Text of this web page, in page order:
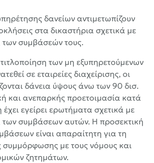
δανείων αντιμετωπίζουν
στα δικαστήρια σχετικά με
των συμβάσεών τους.
των μη εξυπηρετούμενων
σε εταιρείες διαχείρισης, οι
δάνεια ύψους άνω των 90 δισ.
και ανεπαρκής προετοιμασία κατά
έχει εγείρει ερωτήματα σχετικά με
των συμβάσεων αυτών. Η προσεκτική
είναι απαραίτητη για τη
συμμόρφωσης με τους νόμους και
ζητημάτων.